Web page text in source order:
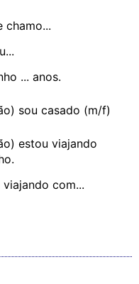
chamo...
... anos.
sou casado (m/f)
estou viajando
viajando com...